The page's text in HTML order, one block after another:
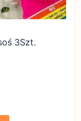
3Szt.